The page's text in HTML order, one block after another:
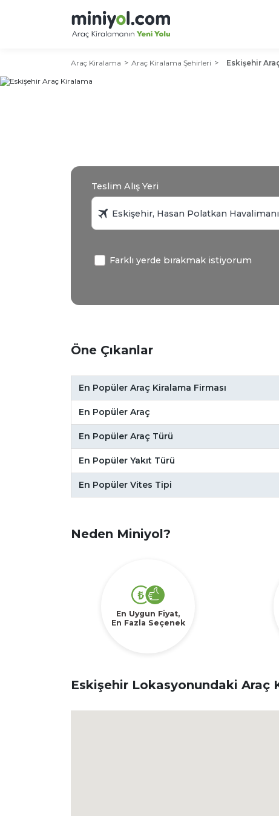
Araç Kiralama Araç Kiralama Şehirleri Eskişehir
Teslim Alış Yeri
Farklı yerde bırakmak istiyorum
Öne Çıkanlar
En Popüler Araç Kiralama Firması
En Popüler Araç
En Popüler Araç Türü
En Popüler Yakıt Türü
En Popüler Vites Tipi
Neden Miniyol?
En Uygun Fiyat,
En Fazla Seçenek
Eskişehir Lokasyonundaki Araç